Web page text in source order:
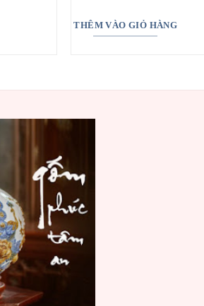
THÊM VÀO GIỎ HÀNG